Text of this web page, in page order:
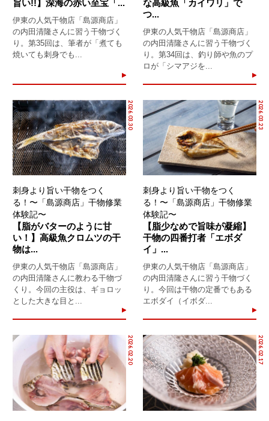
旨い!!】深海の赤い至宝「...
伊東の人気干物店「島源商店」
の内田清隆さんに習う干物づく
り。第35回は、筆者が「煮ても
焼いても刺身でも...
な高級魚「カイワリ」で
つ...
伊東の人気干物店「島源商店」
の内田清隆さんに習う干物づく
り。第34回は、釣り師や魚のプ
ロが「シマアジを...
2026.03.30
刺身より旨い干物をつく
る！〜「島源商店」干物修業
体験記〜
【脂がバターのように甘
い！】高級魚クロムツの干
物は...
伊東の人気干物店「島源商店」
の内田清隆さんに教わる干物づ
くり。今回の主役は、ギョロッ
とした大きな目と...
2026.03.23
刺身より旨い干物をつく
る！〜「島源商店」干物修業
体験記〜
【脂少なめで旨味が凝縮】
干物の四番打者「エボダ
イ」...
伊東の人気干物店「島源商店」
の内田清隆さんに習う干物づく
り。今回は干物の定番でもある
エボダイ（イボダ...
2026.02.20 2026.02.17